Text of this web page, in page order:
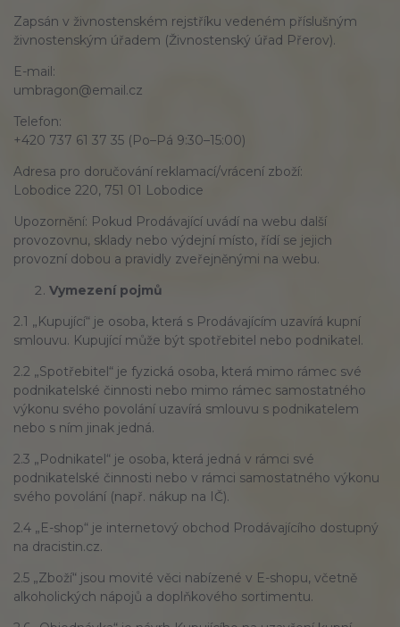
Zapsán v živnostenském rejstříku vedeném příslušným
živnostenským úřadem (Živnostenský úřad Přerov).
E-mail:
umbragon@email.cz
Telefon:
+420 737 61 37 35 (Po–Pá 9:30–15:00)
Adresa pro doručování reklamací/vrácení zboží:
Lobodice 220, 751 01 Lobodice
Upozornění: Pokud Prodávající uvádí na webu další
provozovnu, sklady nebo výdejní místo, řídí se jejich
provozní dobou a pravidly zveřejněnými na webu.
Vymezení pojmů
2.1 „Kupující“ je osoba, která s Prodávajícím uzavírá kupní
smlouvu. Kupující může být spotřebitel nebo podnikatel.
2.2 „Spotřebitel“ je fyzická osoba, která mimo rámec své
podnikatelské činnosti nebo mimo rámec samostatného
výkonu svého povolání uzavírá smlouvu s podnikatelem
nebo s ním jinak jedná.
2.3 „Podnikatel“ je osoba, která jedná v rámci své
podnikatelské činnosti nebo v rámci samostatného výkonu
svého povolání (např. nákup na IČ).
2.4 „E-shop“ je internetový obchod Prodávajícího dostupný
na dracistin.cz.
2.5 „Zboží“ jsou movité věci nabízené v E-shopu, včetně
alkoholických nápojů a doplňkového sortimentu.